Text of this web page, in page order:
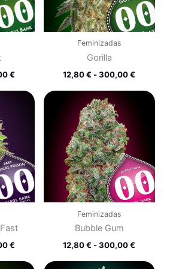
€
Feminizadas
Gorilla
12,80€ - 300,00€
€
Rango
300,00 €
Feminizadas
Bubble Gum
12,80€ - 300,00€
Rango
300,00 €
Rango
Rango